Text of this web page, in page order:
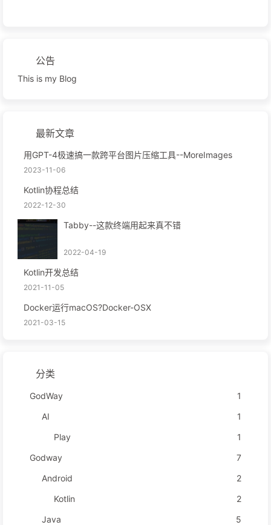
公告
This is my Blog
最新文章
用GPT-4极速搞一款跨平台图片压缩工具--MoreImages
2023-11-06
Kotlin协程总结
2022-12-30
Tabby--这款终端用起来真不错
2022-04-19
Kotlin开发总结
2021-11-05
Docker运行macOS?Docker-OSX
2021-03-15
分类
GodWay
1
AI
1
Play
1
Godway
7
Android
2
Kotlin
2
Java
5